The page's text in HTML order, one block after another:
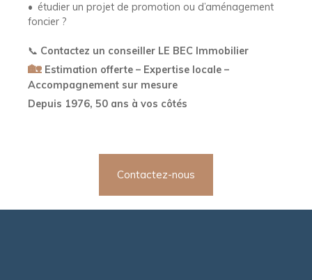
étudier un projet de promotion ou d’aménagement
foncier ?
📞 Contactez un conseiller LE BEC Immobilier
🏡 Estimation offerte – Expertise locale –
Accompagnement sur mesure
Depuis 1976, 50 ans à vos côtés
Contactez-nous